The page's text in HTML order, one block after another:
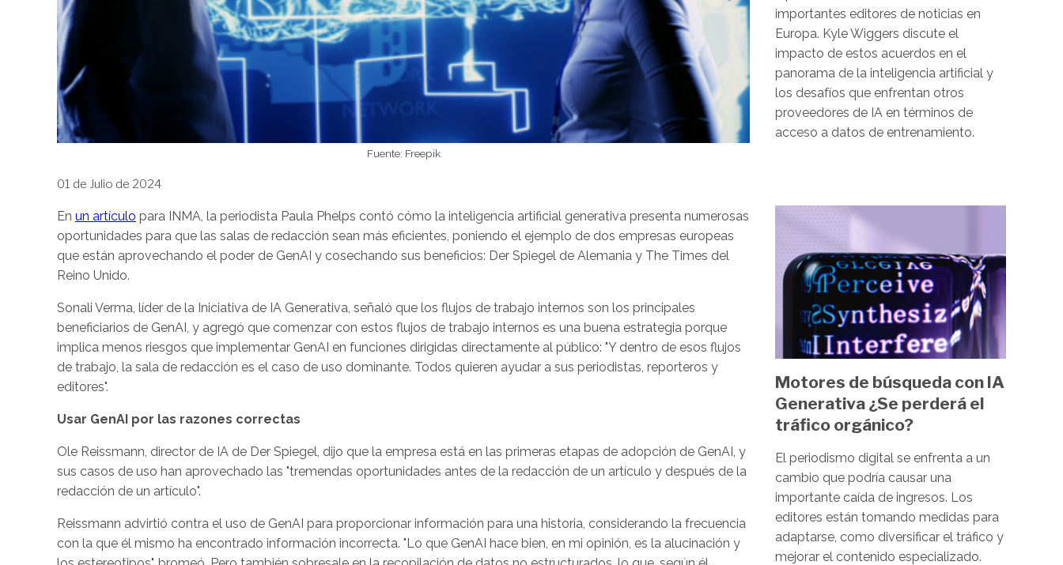
Fuente: Freepik
01 de Julio de 2024
En un artículo para INMA, la periodista Paula Phelps contó cómo la inteligencia artificial generativa presenta numerosas
oportunidades para que las salas de redacción sean más eficientes, poniendo el ejemplo de dos empresas europeas
que están aprovechando el poder de GenAI y cosechando sus beneficios: Der Spiegel de Alemania y The Times del
Reino Unido.
Sonali Verma, líder de la Iniciativa de IA Generativa, señaló que los flujos de trabajo internos son los principales
beneficiarios de GenAI, y agregó que comenzar con estos flujos de trabajo internos es una buena estrategia porque
implica menos riesgos que implementar GenAI en funciones dirigidas directamente al público: "Y dentro de esos flujos
de trabajo, la sala de redacción es el caso de uso dominante. Todos quieren ayudar a sus periodistas, reporteros y
editores".
Usar GenAI por las razones correctas
Ole Reissmann, director de IA de Der Spiegel, dijo que la empresa está en las primeras etapas de adopción de GenAI, y
sus casos de uso han aprovechado las "tremendas oportunidades antes de la redacción de un artículo y después de la
redacción de un artículo".
Reissmann advirtió contra el uso de GenAI para proporcionar información para una historia, considerando la frecuencia
con la que él mismo ha encontrado información incorrecta. "Lo que GenAI hace bien, en mi opinión, es la alucinación y
importantes editores de noticias en
Europa. Kyle Wiggers discute el
impacto de estos acuerdos en el
panorama de la inteligencia artificial y
los desafíos que enfrentan otros
proveedores de IA en términos de
acceso a datos de entrenamiento.
Motores de búsqueda con IA
Generativa ¿Se perderá el
tráfico orgánico?
El periodismo digital se enfrenta a un
cambio que podría causar una
importante caída de ingresos. Los
editores están tomando medidas para
adaptarse, como diversificar el tráfico y
mejorar el contenido especializado.